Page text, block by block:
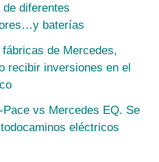
diferentes
baterías
de Mercedes,
recibir inversiones en el
vs Mercedes EQ. Se
eléctricos